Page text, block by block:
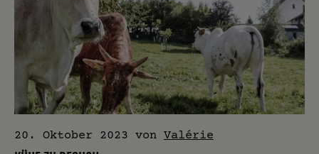
20. Oktober 2023 von Valérie